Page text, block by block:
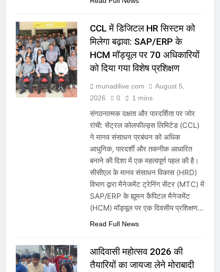
CCL में डिजिटल HR सिस्टम को
मिलेगा बढ़ावा: SAP/ERP के
HCM मॉड्यूल पर 70 अधिकारियों
को दिया गया विशेष प्रशिक्षण
munadilive.com
August 5,
2026
0 1 mins
संगठनात्मक दक्षता और पारदर्शिता पर जोर
रांची: सेंट्रल कोलफील्ड्स लिमिटेड (CCL)
ने मानव संसाधन प्रबंधन को अधिक
आधुनिक, पारदर्शी और तकनीक आधारित
बनाने की दिशा में एक महत्वपूर्ण पहल की है।
सीसीएल के मानव संसाधन विकास (HRD)
विभाग द्वारा मैनेजमेंट ट्रेनिंग सेंटर (MTC) में
SAP/ERP के ह्यूमन कैपिटल मैनेजमेंट
(HCM) मॉड्यूल पर एक दिवसीय प्रशिक्षण…
Read Full News
आदिवासी महोत्सव 2026 की
तैयारियों का जायजा लेने मोराबादी